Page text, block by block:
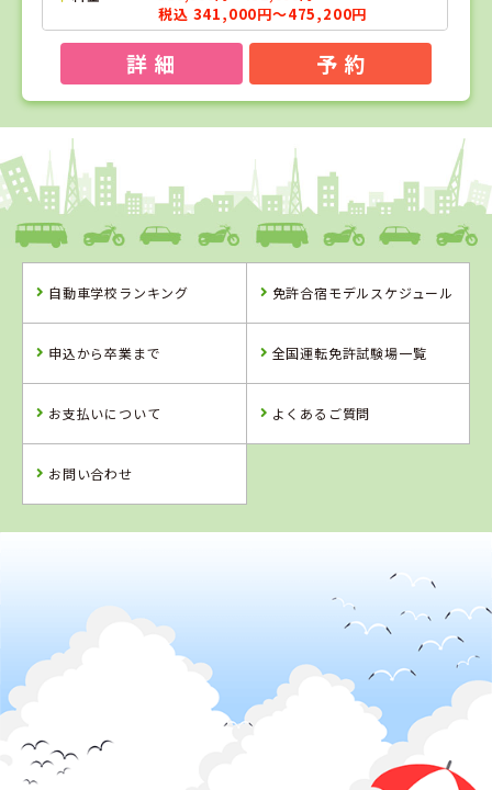
税込 341,000円～475,200円
詳 細 予 約
1
福島県
タイヘイドライバーズスクール
詳 細 予 約
バーズスクール
予 約
グスクール
車学校
南湖自動車学校
福島県
富久山自動車学
北海道
KDS釧路自動車
自動車学校ランキング 免許合宿モデルスケジュール
申込から卒業まで 全国運転免許試験場一覧
お支払いについて よくあるご質問
お問い合わせ